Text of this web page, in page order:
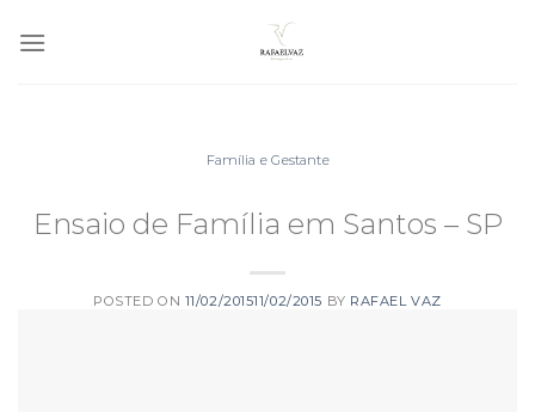
Família e Gestante
Ensaio de Família em Santos – SP
POSTED ON 11/02/201511/02/2015 BY RAFAEL VAZ